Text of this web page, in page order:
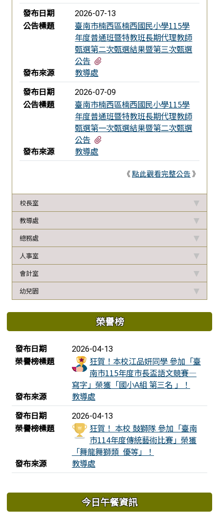
發布日期
2026-07-13
公告標題
臺南市楠西區楠西國民小學115學
年度普通班暨特教班長期代理教師
甄選第二次甄選結果暨第三次甄選
公告
發布來源
教導處
發布日期
2026-07-09
公告標題
臺南市楠西區楠西國民小學115學
年度普通班暨特教班長期代理教師
甄選第一次甄選結果暨第二次甄選
公告
發布來源
教導處
《點此觀看完整公告》
校長室
教導處
總務處
人事室
會計室
幼兒園
榮譽榜
榮譽榜列表
發布日期 2026-04-13
榮譽榜標題
狂賀！本校江品妍同學 參加「臺
南市115年度市長盃語文競賽—
寫字」榮獲「國小A組 第三名 」！
發布來源
教導處
發布日期
2026-04-13
榮譽榜標題
狂賀！ 本校 鼓獅隊 參加「臺南
市114年度傳統藝術比賽」榮獲
「舞龍舞獅類 優等」！
發布來源
教導處
下中區域內容
今日午餐資訊